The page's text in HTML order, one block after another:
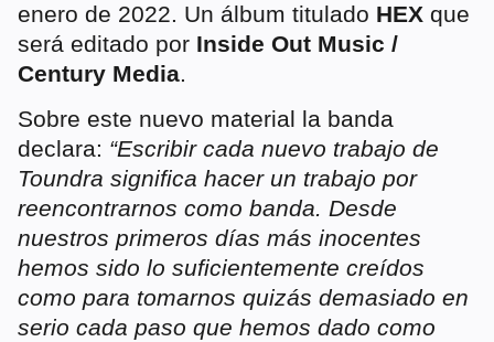
enero de 2022. Un álbum titulado HEX que
será editado por Inside Out Music /
Century Media.
Sobre este nuevo material la banda
declara: “Escribir cada nuevo trabajo de
Toundra significa hacer un trabajo por
reencontrarnos como banda. Desde
nuestros primeros días más inocentes
hemos sido lo suficientemente creídos
como para tomarnos quizás demasiado en
serio cada paso que hemos dado como